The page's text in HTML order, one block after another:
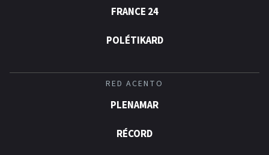
FRANCE 24
POLÉTIKARD
RED ACENTO
PLENAMAR
RÉCORD